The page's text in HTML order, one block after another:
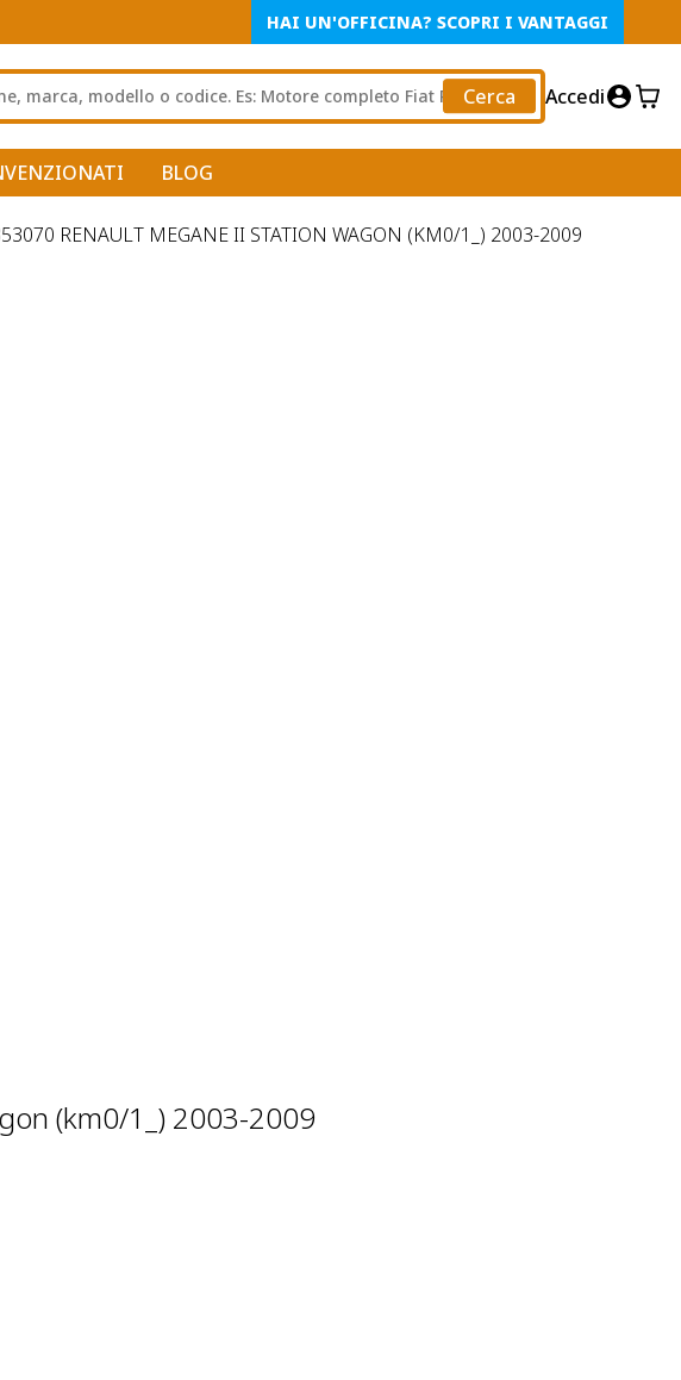
HAI UN'OFFICINA? SCOPRI I VANTAGGI
Cerca Accedi
BLOG
RENAULT MEGANE II STATION WAGON (KM0/1_) 2003-2009
(km0/1_) 2003-2009